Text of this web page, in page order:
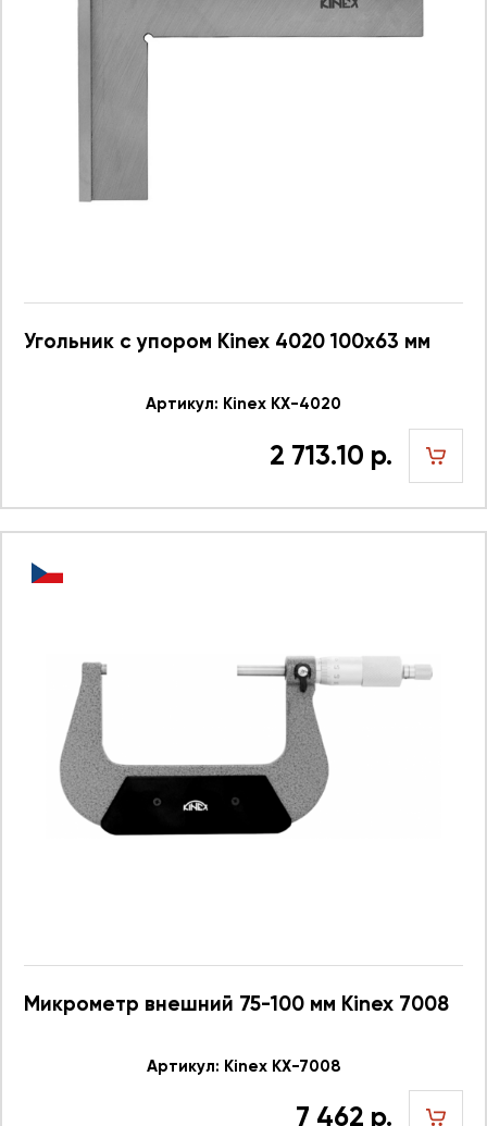
Угольник с упором Kinex 4020 100x63 мм
Артикул: Kinex KX-4020
2 713.10 р.
Микрометр внешний 75-100 мм Kinex 7008
Артикул: Kinex KX-7008
7 462 р.